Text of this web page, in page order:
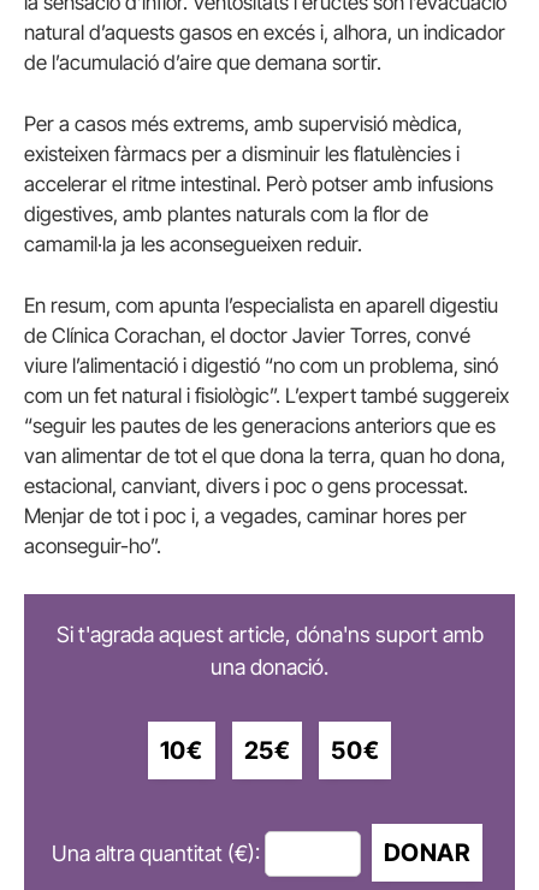
natural d’aquests gasos en excés i, alhora, un indicador
de l’acumulació d’aire que demana sortir.
Per a casos més extrems, amb supervisió mèdica,
existeixen fàrmacs per a disminuir les flatulències i
accelerar el ritme intestinal. Però potser amb infusions
digestives, amb plantes naturals com la flor de
camamil·la ja les aconsegueixen reduir.
En resum, com apunta l’especialista en aparell digestiu
de Clínica Corachan, el doctor Javier Torres, convé
viure l’alimentació i digestió “no com un problema, sinó
com un fet natural i fisiològic”. L’expert també suggereix
“seguir les pautes de les generacions anteriors que es
van alimentar de tot el que dona la terra, quan ho dona,
estacional, canviant, divers i poc o gens processat.
Menjar de tot i poc i, a vegades, caminar hores per
aconseguir-ho”.
Si t'agrada aquest article, dóna'ns suport amb
una donació.
10€ 25€ 50€
Una altra quantitat (€): DONAR